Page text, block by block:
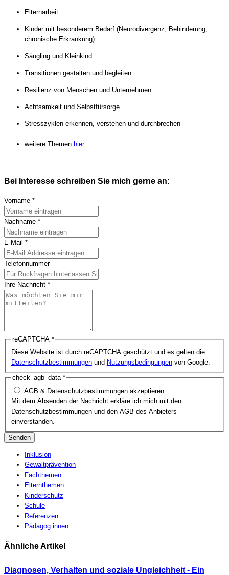
Elternarbeit
Kinder mit besonderem Bedarf (Neurodivergenz, Behinderung,
chronische Erkrankung)
Säugling und Kleinkind
Transitionen gestalten und begleiten
Resilienz von Menschen und Unternehmen
Achtsamkeit und Selbstfürsorge
Stresszyklen erkennen, verstehen und durchbrechen
weitere Themen hier
Bei Interesse schreiben Sie mich gerne an:
Vorname *
Nachname *
E-Mail *
Telefonnummer
Ihre Nachricht *
reCAPTCHA *
Diese Website ist durch reCAPTCHA geschützt und es gelten die
Datenschutzbestimmungenund Nutzungsbedingungenvon Google.
check_agb_data *
AGB & Datenschutzbestimmungen akzeptieren
Mit dem Absenden der Nachricht erkläre ich mich mit den
Datenschutzbestimmungen und den AGB des Anbieters
einverstanden.
Senden
Inklusion
Gewaltprävention
Fachthemen
Elternthemen
Kinderschutz
Schule
Referenzen
Pädagog:innen
Ähnliche Artikel
Diagnosen, Verhalten und soziale Ungleichheit - Ein